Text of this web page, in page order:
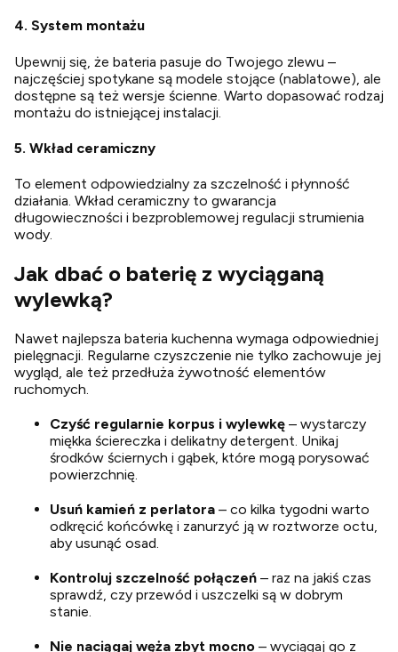
4. System montażu
Upewnij się, że bateria pasuje do Twojego zlewu –
najczęściej spotykane są modele stojące (nablatowe), ale
dostępne są też wersje ścienne. Warto dopasować rodzaj
montażu do istniejącej instalacji.
5. Wkład ceramiczny
To element odpowiedzialny za szczelność i płynność
działania. Wkład ceramiczny to gwarancja
długowieczności i bezproblemowej regulacji strumienia
wody.
Jak dbać o baterię z wyciąganą
wylewką?
Nawet najlepsza bateria kuchenna wymaga odpowiedniej
pielęgnacji. Regularne czyszczenie nie tylko zachowuje jej
wygląd, ale też przedłuża żywotność elementów
ruchomych.
Czyść regularnie korpus i wylewkę – wystarczy
miękka ściereczka i delikatny detergent. Unikaj
środków ściernych i gąbek, które mogą porysować
powierzchnię.
Usuń kamień z perlatora – co kilka tygodni warto
odkręcić końcówkę i zanurzyć ją w roztworze octu,
aby usunąć osad.
Kontroluj szczelność połączeń – raz na jakiś czas
sprawdź, czy przewód i uszczelki są w dobrym
stanie.
Nie naciągaj węża zbyt mocno – wyciągaj go z